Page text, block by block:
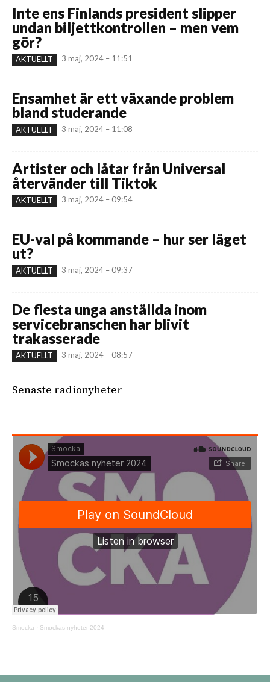
Inte ens Finlands president slipper
undan biljettkontrollen – men vem
gör?
AKTUELLT 3 maj, 2024 – 11:51
Ensamhet är ett växande problem
bland studerande
AKTUELLT 3 maj, 2024 – 11:08
Artister och låtar från Universal
återvänder till Tiktok
AKTUELLT 3 maj, 2024 – 09:54
EU-val på kommande – hur ser läget
ut?
AKTUELLT 3 maj, 2024 – 09:37
De flesta unga anställda inom
servicebranschen har blivit
trakasserade
AKTUELLT 3 maj, 2024 – 08:57
Senaste radionyheter
Smocka · Smockas nyheter 2024